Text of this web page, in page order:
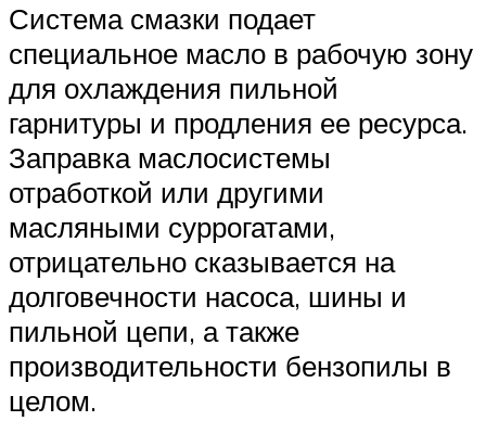
Система смазки подает
специальное масло в рабочую зону
для охлаждения пильной
гарнитуры и продления ее ресурса.
Заправка маслосистемы
отработкой или другими
масляными суррогатами,
отрицательно сказывается на
долговечности насоса, шины и
пильной цепи, а также
производительности бензопилы в
целом.